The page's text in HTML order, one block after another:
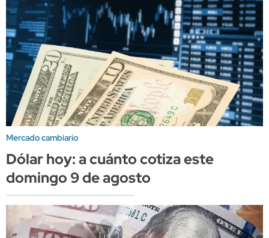
Mercado cambiario
Dólar hoy: a cuánto cotiza este
domingo 9 de agosto